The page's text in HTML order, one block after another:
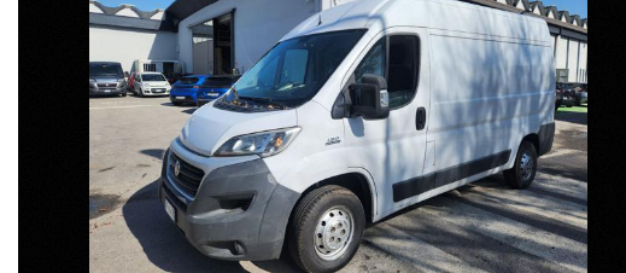
adottiamo
funzionalità
svolgere